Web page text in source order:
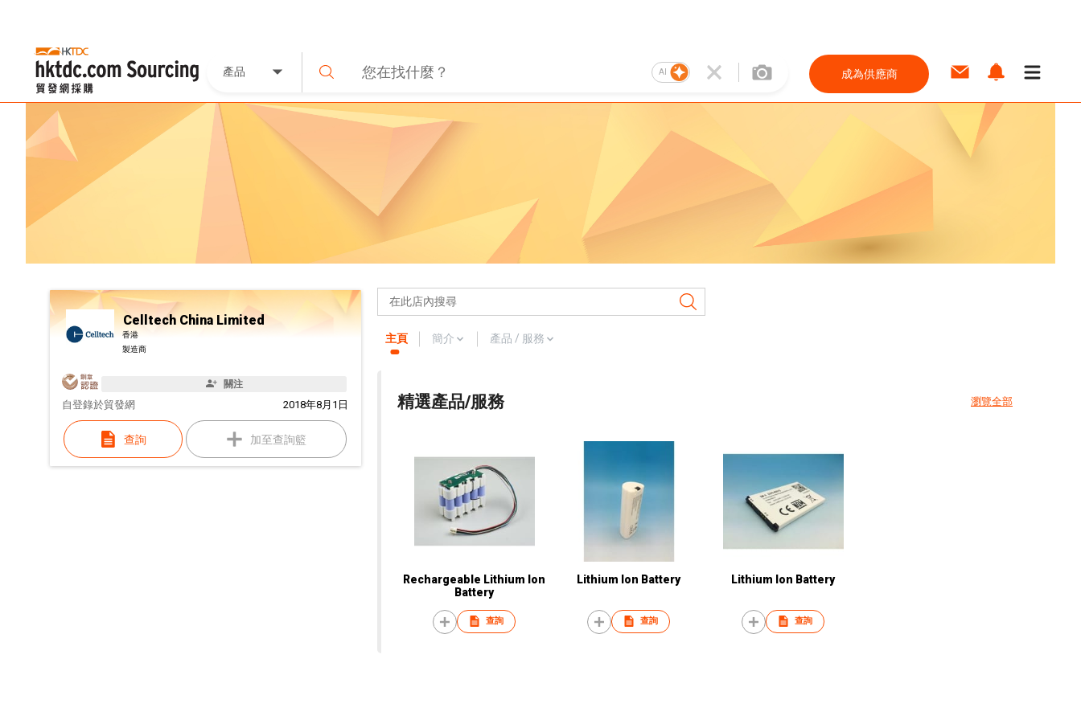
產品 AI 成為供應商
Celltech China Limited
香港
製造商
關注
自 2018年8月1日
登錄於貿發網
查詢 加至查詢籃
主頁 簡介 產品 / 服務
精選產品/服務 瀏覽全部
Rechargeable Lithium Ion
Battery
查詢
Lithium Ion Battery
查詢
Lithium Ion Battery
查詢